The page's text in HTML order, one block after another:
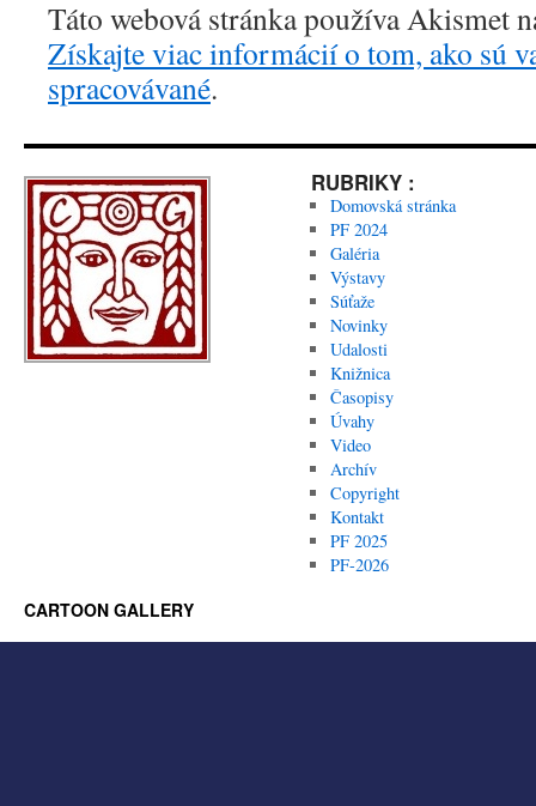
Táto webová stránka používa Akismet
Získajte viac informácií o tom, ako sú
spracovávané.
RUBRIKY :
Domovská stránka
PF 2024
Galéria
Výstavy
Súťaže
Novinky
Udalosti
Knižnica
Časopisy
Úvahy
Video
Archív
Copyright
Kontakt
PF 2025
PF-2026
CARTOON GALLERY